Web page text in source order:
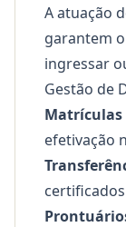
A atuação
garantem
ingressar
Gestão de
Matrículas
efetivação